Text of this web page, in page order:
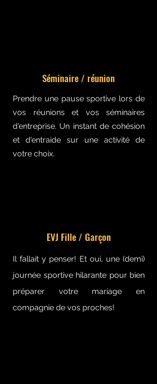
Séminaire / réunion
Prendre une pause sportive lors de
vos réunions et vos séminaires
d'entreprise. Un instant de cohésion
et d'entraide sur une activité de
votre choix.
EVJ Fille / Garçon
Il fallait y penser! Et oui, une (demi)
journée sportive hilarante pour bien
préparer votre mariage en
compagnie de vos proches!